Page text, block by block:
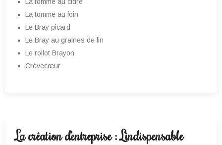
La tomme au foin
Le Bray picard
Le Bray au graines de lin
Le rollot Brayon
Crèvecœur
La création d’entreprise : L’indispensable